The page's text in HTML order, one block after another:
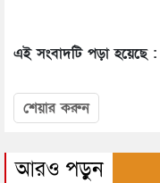
এই সংবাদটি পড়া হয়েছে :
শেয়ার করুন
আরও পড়ুন